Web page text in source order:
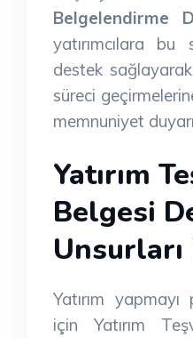
Belgelendirme
yatırımcılara
destek
süreci
memnuniyet
Yatırım
Belgesi
Yatırım
için Yatırım